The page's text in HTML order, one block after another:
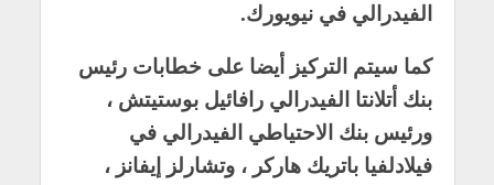
الفيدرالي في نيويورك.
كما سيتم التركيز أيضا على خطابات رئيس
بنك أتلانتا الفيدرالي رافائيل بوستيتش ،
ورئيس بنك الاحتياطي الفيدرالي في
فيلادلفيا باتريك هاركر ، وتشارلز إيفانز ،